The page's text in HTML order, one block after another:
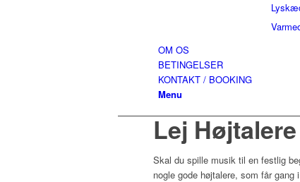
OM OS
BETINGELSER
KONTAKT / BOOKING
Menu
Lej Højtalere
Skal du spille musik til en festlig
nogle gode højtalere, som får